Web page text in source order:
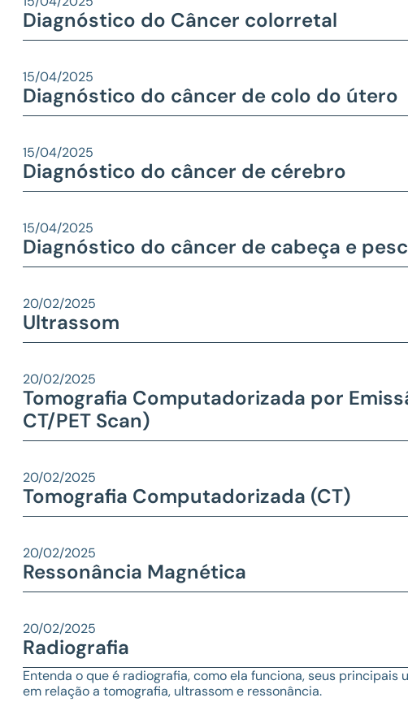
Diagnóstico do Câncer colorretal
15/04/2025
Diagnóstico do câncer de colo do útero
15/04/2025
Diagnóstico do câncer de cérebro
15/04/2025
Diagnóstico do câncer de cabeça e
20/02/2025
Ultrassom
20/02/2025
Tomografia Computadorizada por
CT/PET Scan)
20/02/2025
Tomografia Computadorizada (CT)
20/02/2025
Ressonância Magnética
20/02/2025
Radiografia
Entenda o que é radiografia, como ela funciona, seus principais
em relação a tomografia, ultrassom e ressonância.